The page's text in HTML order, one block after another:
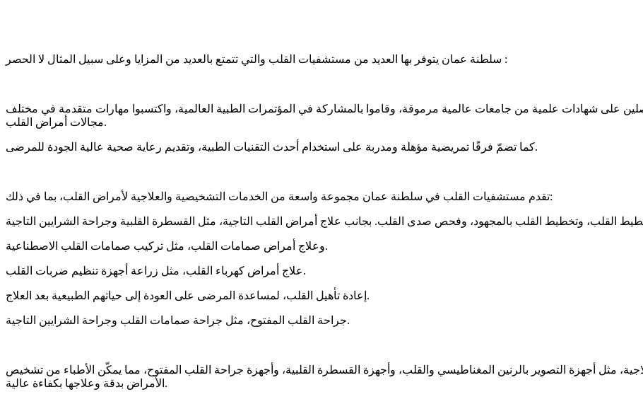
سلطنة عمان يتوفر بها العديد من مستشفيات القلب والتي تتمتع بالعديد من المزايا وعلى سبيل المثال لا الحصر :
على شهادات علمية من جامعات عالمية مرموقة، وقاموا بالمشاركة في المؤتمرات الطبية العالمية، واكتسبوا مهارات متقدمة في مختلف
مجالات أمراض القلب.
كما تضمّ فرقًا تمريضية مؤهلة ومدربة على استخدام أحدث التقنيات الطبية، وتقديم رعاية صحية عالية الجودة للمرضى.
تقدم مستشفيات القلب في سلطنة عمان مجموعة واسعة من الخدمات التشخيصية والعلاجية لأمراض القلب، بما في ذلك:
وعلاج أمراض صمامات القلب، مثل تركيب صمامات القلب الاصطناعية.
علاج أمراض كهرباء القلب، مثل زراعة أجهزة تنظيم ضربات القلب.
إعادة تأهيل القلب، لمساعدة المرضى على العودة إلى حياتهم الطبيعية بعد العلاج.
جراحة القلب المفتوح، مثل جراحة صمامات القلب وجراحة الشرايين التاجية.
مثل أجهزة التصوير بالرنين المغناطيسي والقلب، وأجهزة القسطرة القلبية، وأجهزة جراحة القلب المفتوح، مما يمكّن الأطباء من تشخيص
الأمراض بدقة وعلاجها بكفاءة عالية.